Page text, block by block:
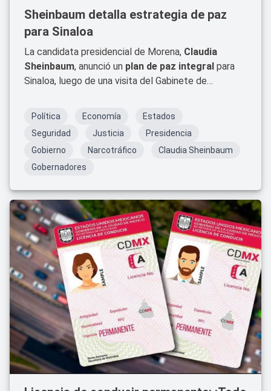
Sheinbaum detalla estrategia de paz
para Sinaloa
La candidata presidencial de Morena, Claudia
Sheinbaum, anunció un plan de paz integral para
Sinaloa, luego de una visita del Gabinete de
violencia y fortalecer la seguridad en una región
Política Economía
Estados
Seguridad
Justicia
Presidencia
Gobierno
Narcotráfico
Claudia Sheinbaum
Gobernadores